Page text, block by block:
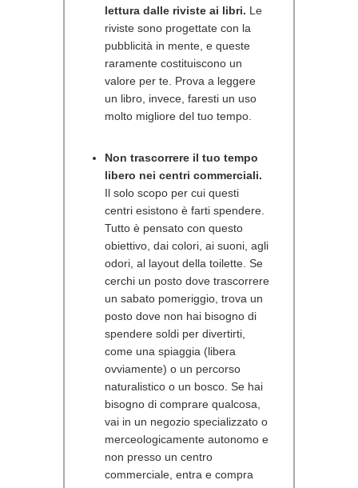
lettura dalle riviste ai libri. Le
riviste sono progettate con la
pubblicità in mente, e queste
raramente costituiscono un
valore per te. Prova a leggere
un libro, invece, faresti un uso
molto migliore del tuo tempo.
Non trascorrere il tuo tempo
libero nei centri commerciali.
Il solo scopo per cui questi
centri esistono è farti spendere.
Tutto è pensato con questo
obiettivo, dai colori, ai suoni, agli
odori, al layout della toilette. Se
cerchi un posto dove trascorrere
un sabato pomeriggio, trova un
posto dove non hai bisogno di
spendere soldi per divertirti,
come una spiaggia (libera
ovviamente) o un percorso
naturalistico o un bosco. Se hai
bisogno di comprare qualcosa,
vai in un negozio specializzato o
merceologicamente autonomo e
non presso un centro
commerciale, entra e compra